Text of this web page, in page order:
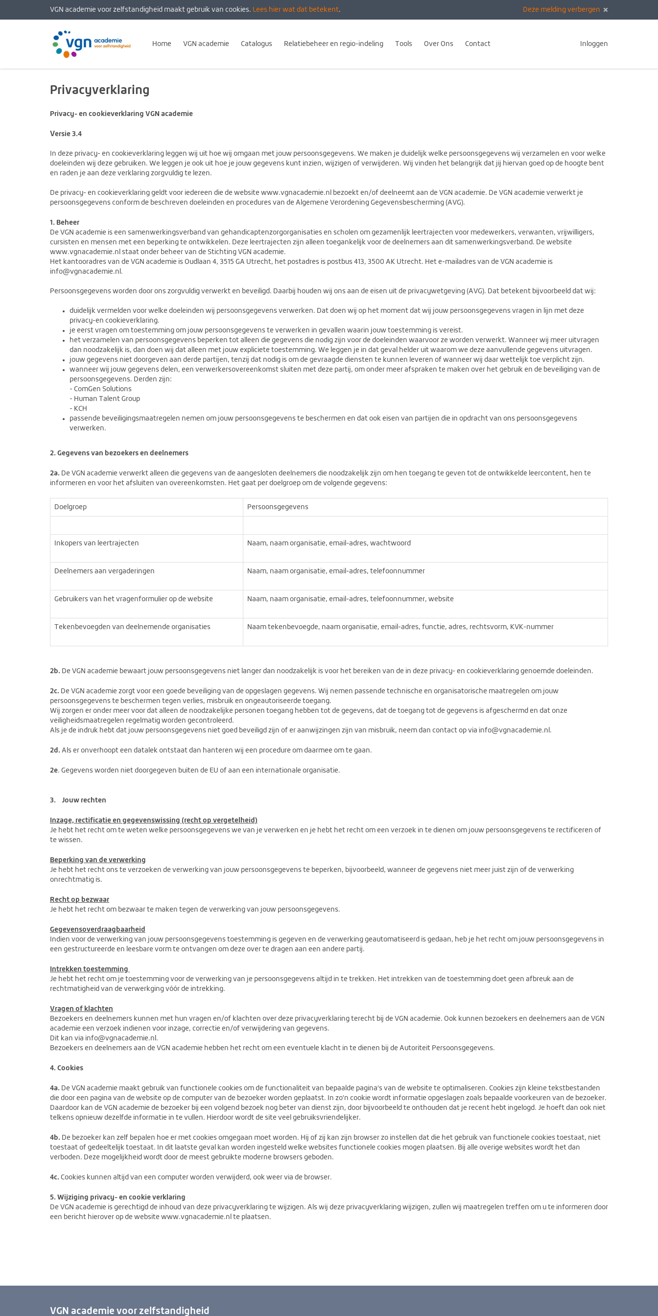
VGN academie voor zelfstandigheid maakt gebruik van cookies. Lees hier wat dat betekent. Deze melding verbergen
Home VGN academie Catalogus Relatiebeheer en regio-indeling Tools Over Ons Contact Inloggen
Privacyverklaring
Privacy- en cookieverklaring VGN academie
Versie 3.4
In deze privacy- en cookieverklaring leggen wij uit hoe wij omgaan met jouw persoonsgegevens. We maken je duidelijk welke persoonsgegevens wij verzamelen en voor welke
doeleinden wij deze gebruiken. We leggen je ook uit hoe je jouw gegevens kunt inzien, wijzigen of verwijderen. Wij vinden het belangrijk dat jij hiervan goed op de hoogte bent
en raden je aan deze verklaring zorgvuldig te lezen.
De privacy- en cookieverklaring geldt voor iedereen die de website www.vgnacademie.nl bezoekt en/of deelneemt aan de VGN academie. De VGN academie verwerkt je
persoonsgegevens conform de beschreven doeleinden en procedures van de Algemene Verordening Gegevensbescherming (AVG).
1. Beheer
De VGN academie is een samenwerkingsverband van gehandicaptenzorgorganisaties en scholen om gezamenlijk leertrajecten voor medewerkers, verwanten, vrijwilligers,
cursisten en mensen met een beperking te ontwikkelen. Deze leertrajecten zijn alleen toegankelijk voor de deelnemers aan dit samenwerkingsverband. De website
www.vgnacademie.nl staat onder beheer van de Stichting VGN academie.
Het kantooradres van de VGN academie is Oudlaan 4, 3515 GA Utrecht, het postadres is postbus 413, 3500 AK Utrecht. Het e-mailadres van de VGN academie is
info@vgnacademie.nl.
Persoonsgegevens worden door ons zorgvuldig verwerkt en beveiligd. Daarbij houden wij ons aan de eisen uit de privacywetgeving (AVG). Dat betekent bijvoorbeeld dat wij:
duidelijk vermelden voor welke doeleinden wij persoonsgegevens verwerken. Dat doen wij op het moment dat wij jouw persoonsgegevens vragen in lijn met deze
privacy-en cookieverklaring.
je eerst vragen om toestemming om jouw persoonsgegevens te verwerken in gevallen waarin jouw toestemming is vereist.
het verzamelen van persoonsgegevens beperken tot alleen die gegevens die nodig zijn voor de doeleinden waarvoor ze worden verwerkt. Wanneer wij meer uitvragen
dan noodzakelijk is, dan doen wij dat alleen met jouw expliciete toestemming. We leggen je in dat geval helder uit waarom we deze aanvullende gegevens uitvragen.
jouw gegevens niet doorgeven aan derde partijen, tenzij dat nodig is om de gevraagde diensten te kunnen leveren of wanneer wij daar wettelijk toe verplicht zijn.
wanneer wij jouw gegevens delen, een verwerkersovereenkomst sluiten met deze partij, om onder meer afspraken te maken over het gebruik en de beveiliging van de
persoonsgegevens. Derden zijn:
- ComGen Solutions
- Human Talent Group
- KCH
passende beveiligingsmaatregelen nemen om jouw persoonsgegevens te beschermen en dat ook eisen van partijen die in opdracht van ons persoonsgegevens
verwerken.
2. Gegevens van bezoekers en deelnemers
2a. De VGN academie verwerkt alleen die gegevens van de aangesloten deelnemers die noodzakelijk zijn om hen toegang te geven tot de ontwikkelde leercontent, hen te
informeren en voor het afsluiten van overeenkomsten. Het gaat per doelgroep om de volgende gegevens:
Doelgroep Persoonsgegevens
Inkopers van leertrajecten Naam, naam organisatie, email-adres, wachtwoord
Deelnemers aan vergaderingen Naam, naam organisatie, email-adres, telefoonnummer
Gebruikers van het vragenformulier op de website Naam, naam organisatie, email-adres, telefoonnummer, website
Tekenbevoegden van deelnemende organisaties Naam tekenbevoegde, naam organisatie, email-adres, functie, adres, rechtsvorm, KVK-nummer
2b. De VGN academie bewaart jouw persoonsgegevens niet langer dan noodzakelijk is voor het bereiken van de in deze privacy- en cookieverklaring genoemde doeleinden.
2c. De VGN academie zorgt voor een goede beveiliging van de opgeslagen gegevens. Wij nemen passende technische en organisatorische maatregelen om jouw
persoonsgegevens te beschermen tegen verlies, misbruik en ongeautoriseerde toegang.
Wij zorgen er onder meer voor dat alleen de noodzakelijke personen toegang hebben tot de gegevens, dat de toegang tot de gegevens is afgeschermd en dat onze
veiligheidsmaatregelen regelmatig worden gecontroleerd.
Als je de indruk hebt dat jouw persoonsgegevens niet goed beveiligd zijn of er aanwijzingen zijn van misbruik, neem dan contact op via info@vgnacademie.nl.
2d. Als er onverhoopt een datalek ontstaat dan hanteren wij een procedure om daarmee om te gaan.
2e. Gegevens worden niet doorgegeven buiten de EU of aan een internationale organisatie.
3. Jouw rechten
Inzage, rectificatie en gegevenswissing (recht op vergetelheid)
Je hebt het recht om te weten welke persoonsgegevens we van je verwerken en je hebt het recht om een verzoek in te dienen om jouw persoonsgegevens te rectificeren of
te wissen.
Beperking van de verwerking
Je hebt het recht ons te verzoeken de verwerking van jouw persoonsgegevens te beperken, bijvoorbeeld, wanneer de gegevens niet meer juist zijn of de verwerking
onrechtmatig is.
Recht op bezwaar
Je hebt het recht om bezwaar te maken tegen de verwerking van jouw persoonsgegevens.
Gegevensoverdraagbaarheid
Indien voor de verwerking van jouw persoonsgegevens toestemming is gegeven en de verwerking geautomatiseerd is gedaan, heb je het recht om jouw persoonsgegevens in
een gestructureerde en leesbare vorm te ontvangen om deze over te dragen aan een andere partij.
Intrekken toestemming
Je hebt het recht om je toestemming voor de verwerking van je persoonsgegevens altijd in te trekken. Het intrekken van de toestemming doet geen afbreuk aan de
rechtmatigheid van de verwerkging vóór de intrekking.
Vragen of klachten
Bezoekers en deelnemers kunnen met hun vragen en/of klachten over deze privacyverklaring terecht bij de VGN academie. Ook kunnen bezoekers en deelnemers aan de VGN
academie een verzoek indienen voor inzage, correctie en/of verwijdering van gegevens.
Dit kan via info@vgnacademie.nl.
Bezoekers en deelnemers aan de VGN academie hebben het recht om een eventuele klacht in te dienen bij de Autoriteit Persoonsgegevens.
4. Cookies
4a. De VGN academie maakt gebruik van functionele cookies om de functionaliteit van bepaalde pagina's van de website te optimaliseren. Cookies zijn kleine tekstbestanden
die door een pagina van de website op de computer van de bezoeker worden geplaatst. In zo'n cookie wordt informatie opgeslagen zoals bepaalde voorkeuren van de bezoeker.
Daardoor kan de VGN academie de bezoeker bij een volgend bezoek nog beter van dienst zijn, door bijvoorbeeld te onthouden dat je recent hebt ingelogd. Je hoeft dan ook niet
telkens opnieuw dezelfde informatie in te vullen. Hierdoor wordt de site veel gebruiksvriendelijker.
4b. De bezoeker kan zelf bepalen hoe er met cookies omgegaan moet worden. Hij of zij kan zijn browser zo instellen dat die het gebruik van functionele cookies toestaat, niet
toestaat of gedeeltelijk toestaat. In dit laatste geval kan worden ingesteld welke websites functionele cookies mogen plaatsen. Bij alle overige websites wordt het dan
verboden. Deze mogelijkheid wordt door de meest gebruikte moderne browsers geboden.
4c. Cookies kunnen altijd van een computer worden verwijderd, ook weer via de browser.
5. Wijziging privacy- en cookie verklaring
De VGN academie is gerechtigd de inhoud van deze privacyverklaring te wijzigen. Als wij deze privacyverklaring wijzigen, zullen wij maatregelen treffen om u te informeren door
een bericht hierover op de website www.vgnacademie.nl te plaatsen.
VGN academie voor zelfstandigheid